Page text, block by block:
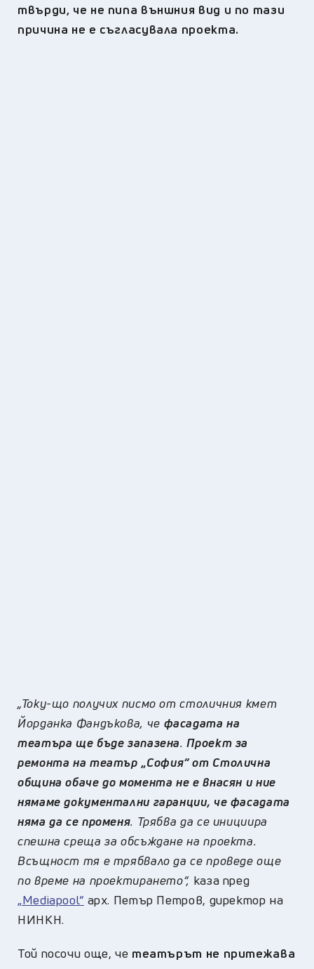
твърди, че не пипа външния вид и по тази
причина не е съгласувала проекта.
„Току-що получих писмо от столичния кмет
Йорданка Фандъкова, че фасадата на
театъра ще бъде запазена.Проект за
ремонта на театър„София“от Столична
община обаче до момента не е внасян и ние
нямаме документални гаранции, че фасадата
няма да се променя. Трябва да се инициира
спешна среща за обсъждане на проекта.
Всъщност тя е трябвало да се проведе още
по време на проектирането“, каза пред
„Mediapool“ арх. Петър Петров, директор на
НИНКН.
Той посочи още, че театърът не притежава